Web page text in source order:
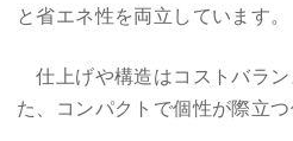
と省エネ性を両立しています。
仕上げや構造はコストバラ
た、コンパクトで個性が際立つ